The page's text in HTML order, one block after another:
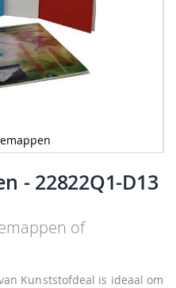
- 22822Q1-D13
of
Kunststofdeal is ideaal om